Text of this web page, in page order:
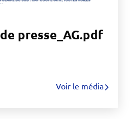
presse_AG.pdf
Voir le média